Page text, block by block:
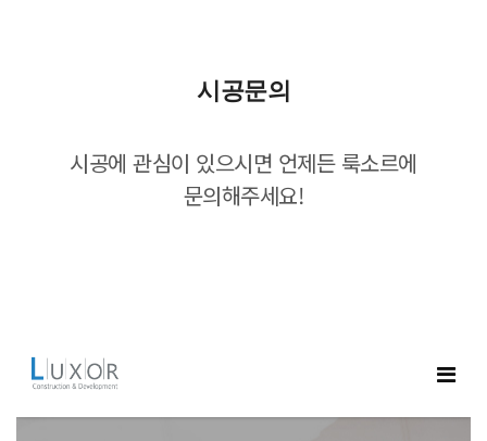
시공문의
시공에 관심이 있으시면 언제든 룩소르에
문의해주세요!